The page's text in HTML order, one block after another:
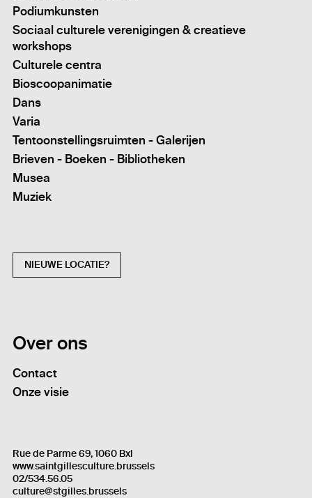
Podiumkunsten
Sociaal culturele verenigingen & creatieve
workshops
Culturele centra
Bioscoopanimatie
Dans
Varia
Tentoonstellingsruimten - Galerijen
Brieven - Boeken - Bibliotheken
Musea
Muziek
NIEUWE LOCATIE?
Over ons
Contact
Onze visie
Rue de Parme 69, 1060 Bxl
www.saintgillesculture.brussels
02/534.56.05
culture@stgilles.brussels